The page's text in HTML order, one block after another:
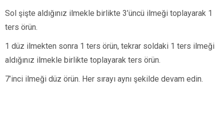
Sol şişte aldığınız ilmekle birlikte 3’üncü ilmeği toplayarak 1
ters örün.
1 düz ilmekten sonra 1 ters örün, tekrar soldaki 1 ters ilmeği
aldığınız ilmekle birlikte toplayarak ters örün.
7’inci ilmeği düz örün. Her sırayı aynı şekilde devam edin.